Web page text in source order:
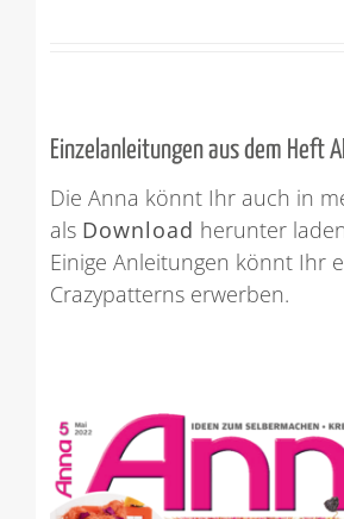
Einzelanleitungen aus dem Heft
Die Anna könnt Ihr auch in
als Download herunter
Einige Anleitungen könnt Ihr
Crazypatterns erwerben.